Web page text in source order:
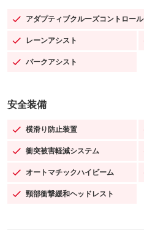
アダプティブクルーズコントロール
：装備あり
レーンアシスト
：装備あり
パークアシスト
：装備あり
安全装備
横滑り防止装置
：装備あり
衝突被害軽減システム
：装備あり
オートマチックハイビーム
：装備あり
頸部衝撃緩和ヘッドレスト
：装備あり